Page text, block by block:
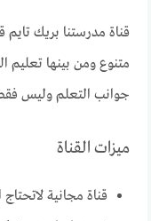
قناة مدرستنا بريك
متنوع ومن بينها تعليم
جوانب التعلم وليس
ميزات القناة
قناة مجانية